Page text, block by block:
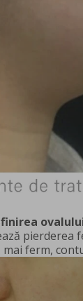
pierderea
ferm,